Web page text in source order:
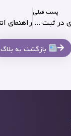
پست قبلی
نقش عکاسی حرفه‌ای در ثبت خاطرات ایونت‌ها
بازگشت به بلاگ